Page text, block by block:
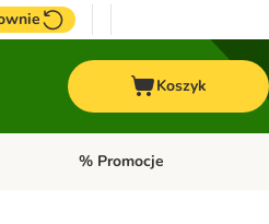
Koszyk
Konie Otwórz menu kategorii: Top
% Promocje